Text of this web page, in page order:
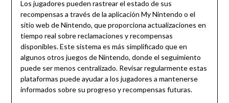
Los jugadores pueden rastrear el estado de sus
recompensas a través de la aplicación My Nintendo o el
sitio web de Nintendo, que proporciona actualizaciones en
tiempo real sobre reclamaciones y recompensas
disponibles. Este sistema es más simplificado que en
algunos otros juegos de Nintendo, donde el seguimiento
puede ser menos centralizado. Revisar regularmente estas
plataformas puede ayudar a los jugadores a mantenerse
informados sobre su progreso y recompensas futuras.